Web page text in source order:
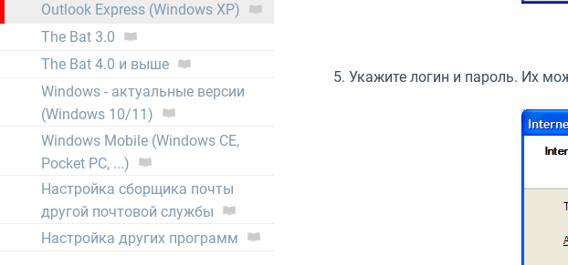
Outlook Express (Windows XP)
The Bat 3.0
The Bat 4.0 и выше
Windows - актуальные версии
(Windows 10/11)
Windows Mobile (Windows CE,
Pocket PC, ...)
Настройка сборщика почты
другой почтовой службы
Настройка других программ
5. Укажите логин и пароль. Их